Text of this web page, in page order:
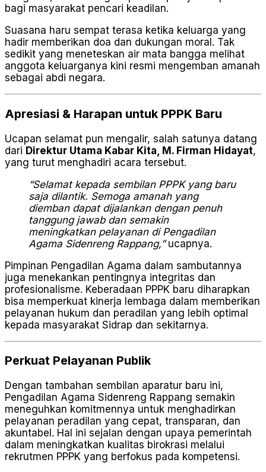
bagi masyarakat pencari keadilan.
Suasana haru sempat terasa ketika keluarga yang
hadir memberikan doa dan dukungan moral. Tak
sedikit yang meneteskan air mata bangga melihat
anggota keluarganya kini resmi mengemban amanah
sebagai abdi negara.
Apresiasi & Harapan untuk PPPK Baru
Ucapan selamat pun mengalir, salah satunya datang
dari Direktur Utama Kabar Kita, M. Firman Hidayat,
yang turut menghadiri acara tersebut.
“Selamat kepada sembilan PPPK yang baru
saja dilantik. Semoga amanah yang
diemban dapat dijalankan dengan penuh
tanggung jawab dan semakin
meningkatkan pelayanan di Pengadilan
Agama Sidenreng Rappang,”ucapnya.
Pimpinan Pengadilan Agama dalam sambutannya
juga menekankan pentingnya integritas dan
profesionalisme. Keberadaan PPPK baru diharapkan
bisa memperkuat kinerja lembaga dalam memberikan
pelayanan hukum dan peradilan yang lebih optimal
kepada masyarakat Sidrap dan sekitarnya.
Perkuat Pelayanan Publik
Dengan tambahan sembilan aparatur baru ini,
Pengadilan Agama Sidenreng Rappang semakin
meneguhkan komitmennya untuk menghadirkan
pelayanan peradilan yang cepat, transparan, dan
akuntabel. Hal ini sejalan dengan upaya pemerintah
dalam meningkatkan kualitas birokrasi melalui
rekrutmen PPPK yang berfokus pada kompetensi.